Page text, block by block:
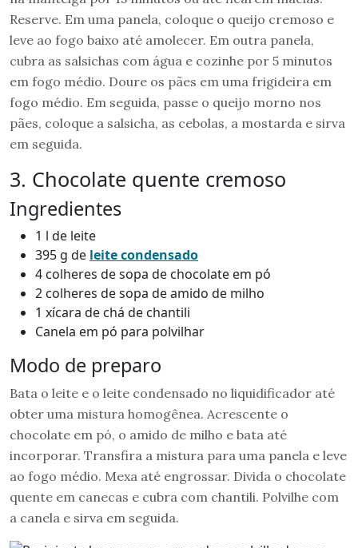
Reserve. Em uma panela, coloque o queijo cremoso e
leve ao fogo baixo até amolecer. Em outra panela,
cubra as salsichas com água e cozinhe por 5 minutos
em fogo médio. Doure os pães em uma frigideira em
fogo médio. Em seguida, passe o queijo morno nos
pães, coloque a salsicha, as cebolas, a mostarda e sirva
em seguida.
3. Chocolate quente cremoso
Ingredientes
1 l de leite
395 g de leite condensado
4 colheres de sopa de chocolate em pó
2 colheres de sopa de amido de milho
1 xícara de chá de chantili
Canela em pó para polvilhar
Modo de preparo
Bata o leite e o leite condensado no liquidificador até
obter uma mistura homogênea. Acrescente o
chocolate em pó, o amido de milho e bata até
incorporar. Transfira a mistura para uma panela e leve
ao fogo médio. Mexa até engrossar. Divida o chocolate
quente em canecas e cubra com chantili. Polvilhe com
a canela e sirva em seguida.